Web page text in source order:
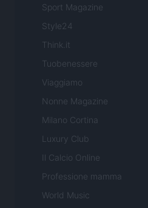
Sport Magazine
Style24
Think.it
Tuobenessere
Viaggiamo
Nonne Magazine
Milano Cortina
Luxury Club
Il Calcio Online
Professione mamma
World Music